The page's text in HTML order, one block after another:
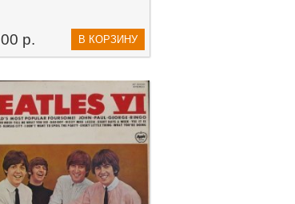
р. В КОРЗИНУ